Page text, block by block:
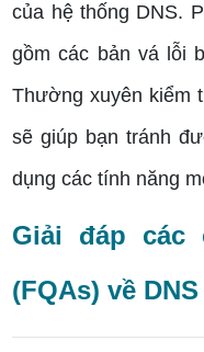
của hệ thống DNS.
gồm các bản vá lỗi
Thường xuyên kiểm
sẽ giúp bạn tránh
dụng các tính năng
Giải đáp các
(FQAs) về